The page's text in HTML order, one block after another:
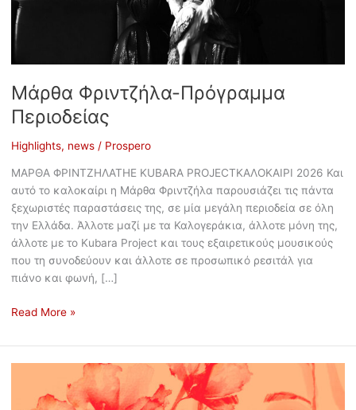
Μάρθα Φριντζήλα-Πρόγραμμα
Περιοδείας
Highlights, news/ Prospero
ΜΑΡΘΑ ΦΡΙΝΤΖΗΛΑΤΗΕ KUBARA PROJECTΚΑΛΟΚΑΙΡΙ 2026 Και
αυτό το καλοκαίρι η Μάρθα Φριντζήλα παρουσιάζει τις πάντα
ξεχωριστές παραστάσεις της, σε μία μεγάλη περιοδεία σε όλη
την Ελλάδα. Άλλοτε μαζί με τα Καλογεράκια, άλλοτε μόνη της,
άλλοτε με το Kubara Project και τους εξαιρετικούς μουσικούς
που τη συνοδεύουν και άλλοτε σε προσωπικό ρεσιτάλ για
πιάνο και φωνή, […]
Read More »